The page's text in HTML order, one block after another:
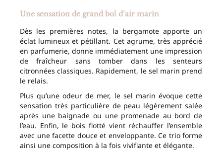
Une sensation de grand bol d’air marin
Dès les premières notes, la bergamote apporte un
éclat lumineux et pétillant. Cet agrume, très apprécié
en parfumerie, donne immédiatement une impression
de fraîcheur sans tomber dans les senteurs
citronnées classiques. Rapidement, le sel marin prend
le relais.
Plus qu’une odeur de mer, le sel marin évoque cette
sensation très particulière de peau légèrement salée
après une baignade ou une promenade au bord de
l’eau. Enfin, le bois flotté vient réchauffer l’ensemble
avec une facette douce et enveloppante. Ce trio forme
ainsi une composition à la fois vivifiante et élégante.